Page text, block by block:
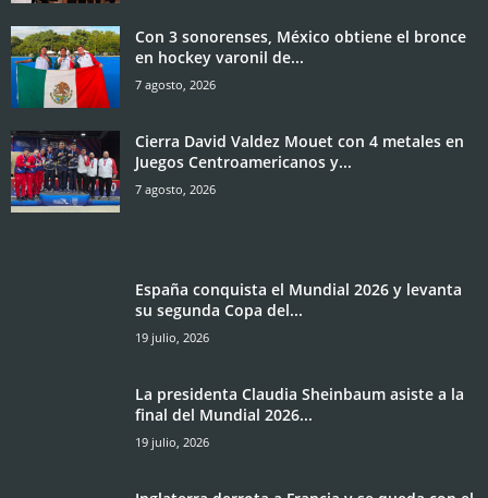
Con 3 sonorenses, México obtiene el bronce
en hockey varonil de...
7 agosto, 2026
Cierra David Valdez Mouet con 4 metales en
Juegos Centroamericanos y...
7 agosto, 2026
España conquista el Mundial 2026 y levanta
su segunda Copa del...
19 julio, 2026
La presidenta Claudia Sheinbaum asiste a la
final del Mundial 2026...
19 julio, 2026